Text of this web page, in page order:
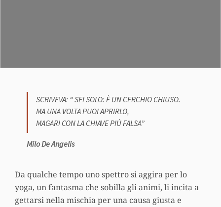
SCRIVEVA: “ SEI SOLO: È UN CERCHIO CHIUSO.
MA UNA VOLTA PUOI APRIRLO,
MAGARI CON LA CHIAVE PIÙ FALSA”
Milo De Angelis
Da qualche tempo uno spettro si aggira per lo
yoga, un fantasma che sobilla gli animi, li incita a
gettarsi nella mischia per una causa giusta e